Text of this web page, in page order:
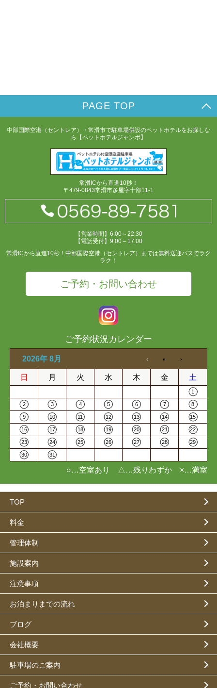
PAGE TOP
中部国際空港（セントレア）・常滑市で駐車場併設のペットホテルをお探しな
ら【ペットホテルジャンボ】
常滑ICから直進10秒！
〒479-0843常滑市多屋字十部11-1
【営業時間】6:00～22:30
【電話受付】9:00～17:00
常滑ICから直進10秒！中部国際空港（セントレア）までは無料送迎バスでラク
ラク！
ご予約・お問い合わせ
ご予約状況カレンダー
2026年 8月
日 月 火 水 木 金 土
1
2 3 4 5 6 7 8
9 10 11 12 13 14 15
16 17 18 19 20 21 22
23 24 25 26 27 28 29
30 31
○…空室あり △…残りわずか ×…満室
TOP
料金
管理体制
施設案内
注意事項
お泊まりまでの流れ
ブログ
会社概要
駐車場のご案内
ご予約・お問い合わせ